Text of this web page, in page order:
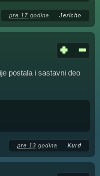
pre 17 godina Jericho
postala i sastavni deo
pre 13 godina Kurd